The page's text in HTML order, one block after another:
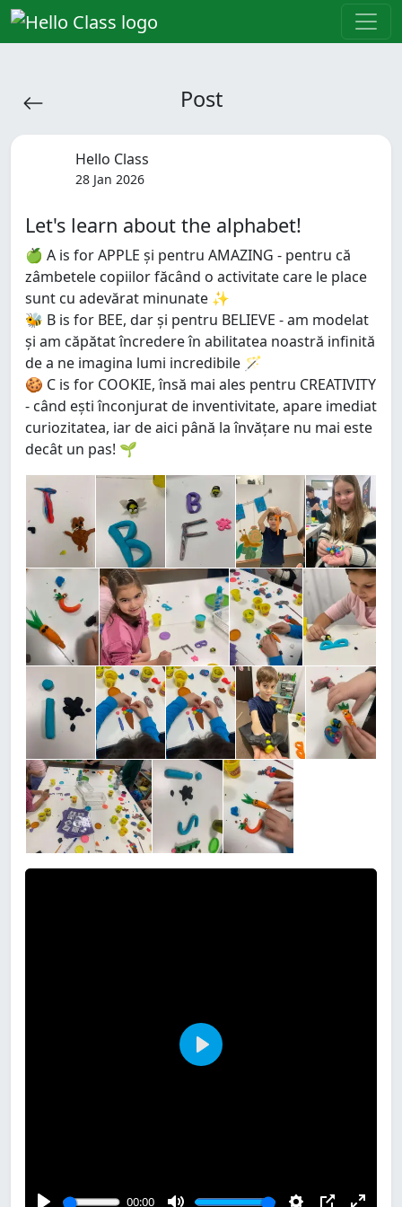
Post
Hello Class
28 Jan 2026
Let's learn about the alphabet!
🍏 A is for APPLE și pentru AMAZING - pentru că
zâmbetele copiilor făcând o activitate care le place
sunt cu adevărat minunate ✨
🐝 B is for BEE, dar și pentru BELIEVE - am modelat
și am căpătat încredere în abilitatea noastră infinită
de a ne imagina lumi incredibile 🪄
🍪 C is for COOKIE, însă mai ales pentru CREATIVITY
- când ești înconjurat de inventivitate, apare imediat
curiozitatea, iar de aici până la învățare nu mai este
decât un pas! 🌱
00:00
P